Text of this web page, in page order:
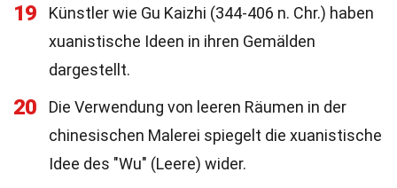
19
Künstler wie Gu Kaizhi (344-406 n. Chr.) haben
xuanistische Ideen in ihren Gemälden
dargestellt.
20
Die Verwendung von leeren Räumen in der
chinesischen Malerei spiegelt die xuanistische
Idee des "Wu" (Leere) wider.